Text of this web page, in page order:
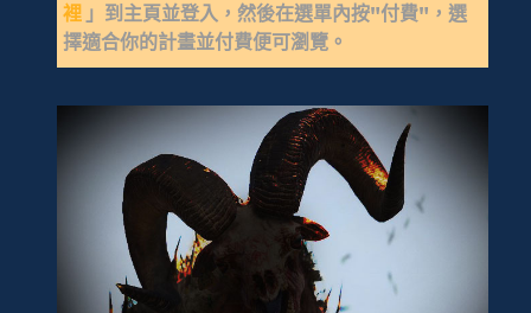
裡 」到主頁並登入，然後在選單內按"付費"，選
擇適合你的計畫並付費便可瀏覽。